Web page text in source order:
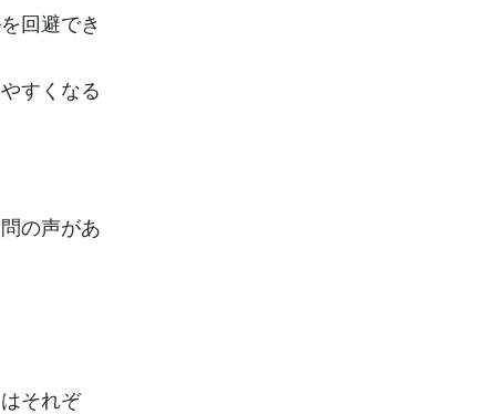
回避でき
すくなる
の声があ
それぞ